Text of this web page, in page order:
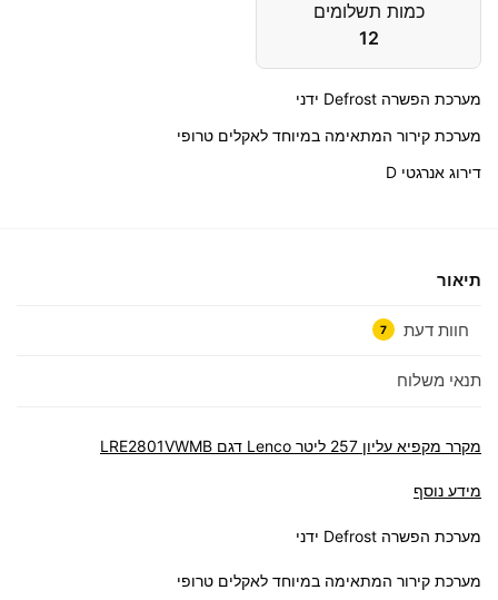
כמות תשלומים
12
מערכת הפשרה Defrost ידני
מערכת קירור המתאימה במיוחד לאקלים טרופי
דירוג אנרגטי D
תיאור
חוות דעת 7
תנאי משלוח
מקרר ‏מקפיא עליון 257 ‏ליטר Lenco דגם LRE2801VWMB
מידע נוסף
מערכת הפשרה Defrost ידני
מערכת קירור המתאימה במיוחד לאקלים טרופי